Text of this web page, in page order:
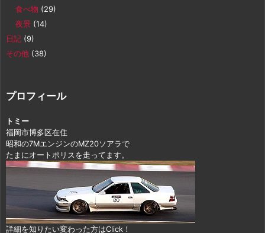
食べ物 (29)
夜景 (14)
日記 (9)
その他 (38)
プロフィール
トミー
福岡市博多区在住
昭和の7MエンジンのMZ20ソアラで
たまにオートポリスを走ってます。
詳細を知りたい変わった方はClick！